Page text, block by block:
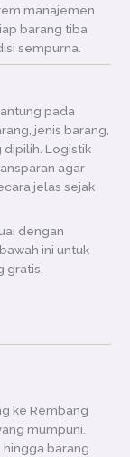
manajemen
barang tiba
sempurna.
pada
jenis barang,
dipilih. Logistik
agar
jelas sejak
dengan
ini untuk
gratis.
ke Rembang
mumpuni.
barang